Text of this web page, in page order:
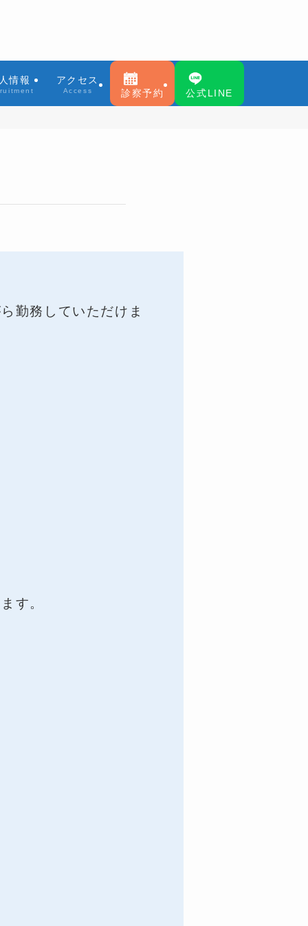
情報 アクセス
Access 診察予約 公式LINE
勤務していただけま
す。